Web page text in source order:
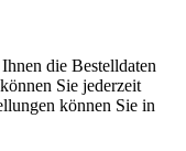
die Bestelldaten
Sie jederzeit
können Sie in